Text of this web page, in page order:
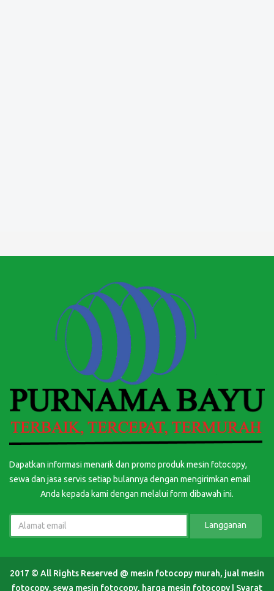
Dapatkan informasi menarik dan promo produk mesin fotocopy,
sewa dan jasa servis setiap bulannya dengan mengirimkan email
Anda kepada kami dengan melalui form dibawah ini.
Langganan
2017 © All Rights Reserved @ mesin fotocopy murah, jual mesin
fotocopy, sewa mesin fotocopy, harga mesin fotocopy
Syarat